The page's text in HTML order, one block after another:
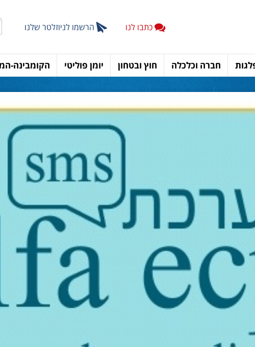
כתבו לנו הרשמו לניוזלטר שלנו
חברה וכלכלה חוץ ובטחון יומן פוליטי הקומבינה-